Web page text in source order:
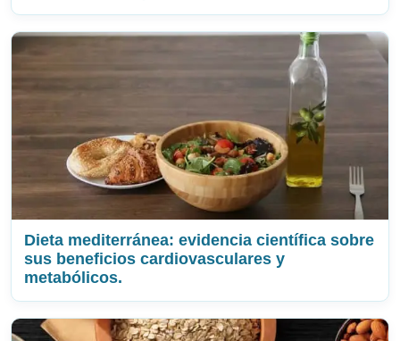
Dieta mediterránea: evidencia científica sobre
sus beneficios cardiovasculares y
metabólicos.